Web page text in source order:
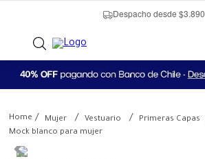
Despacho desde $3.890
Mujer Vestuario Primeras Capas
Mock blanco para mujer